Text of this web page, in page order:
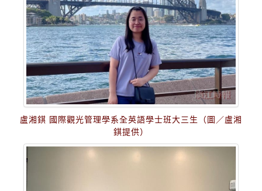
盧湘錤 國際觀光管理學系全英語學士班大三生（圖／盧湘
錤提供）